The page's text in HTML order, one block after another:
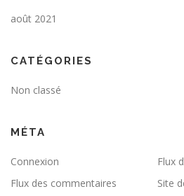
août 2021
CATÉGORIES
Non classé
MÉTA
Connexion
Flux
Flux des commentaires
Site